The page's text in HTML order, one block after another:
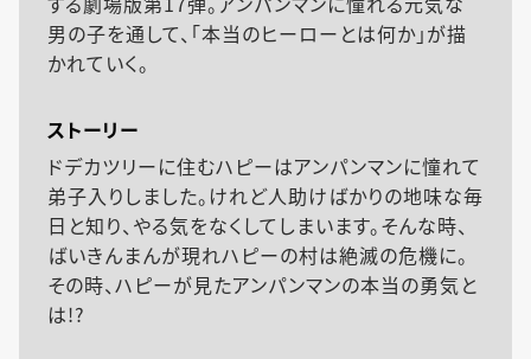
男の子を通して、「本当のヒーローとは何か」が描
かれていく。
ストーリー
ドデカツリーに住むハピーはアンパンマンに憧れて
弟子入りしました。けれど人助けばかりの地味な毎
日と知り、やる気をなくしてしまいます。そんな時、
ばいきんまんが現れハピーの村は絶滅の危機に。
その時、ハピーが見たアンパンマンの本当の勇気と
は!?